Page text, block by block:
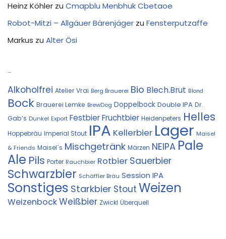
Heinz Köhler zu Cmapblu Menbhuk Cbetaoe
Robot-Mitzi – Allgäuer Bärenjäger zu Fensterputzaffe
Markus zu Alter Ösi
Alkoholfrei Atelier Vrai Berg Brauerei Bio Blech.Brut Blond
Bock Brauerei Lemke BrewDog Doppelbock Double IPA Dr.
Gab‘s Dunkel Export FestbierFruchtbier Heidenpeters Helles
Hoppebräu Imperial Stout IPA Kellerbier Lager Maisel
& Friends Maisel´s Mischgetränk Märzen NEIPA Pale
Ale Pils Porter Rauchbier Rotbier Sauerbier
Schwarzbier Schäffler Bräu Session IPA
Sonstiges Starkbier Stout Weizen
WeizenbockWeißbier Zwickl Überquell